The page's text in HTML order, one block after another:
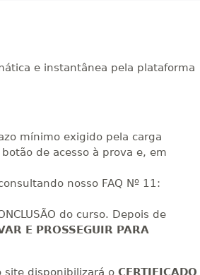
e instantânea pela plataforma
mínimo exigido pela carga
de acesso à prova e, em
nosso FAQ Nº 11:
do curso. Depois de
E PROSSEGUIR PARA
site disponibilizará o CERTIFICADO